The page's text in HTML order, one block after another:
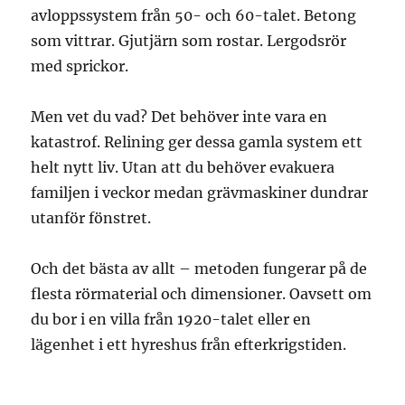
avloppssystem från 50- och 60-talet. Betong
som vittrar. Gjutjärn som rostar. Lergodsrör
med sprickor.
Men vet du vad? Det behöver inte vara en
katastrof. Relining ger dessa gamla system ett
helt nytt liv. Utan att du behöver evakuera
familjen i veckor medan grävmaskiner dundrar
utanför fönstret.
Och det bästa av allt – metoden fungerar på de
flesta rörmaterial och dimensioner. Oavsett om
du bor i en villa från 1920-talet eller en
lägenhet i ett hyreshus från efterkrigstiden.